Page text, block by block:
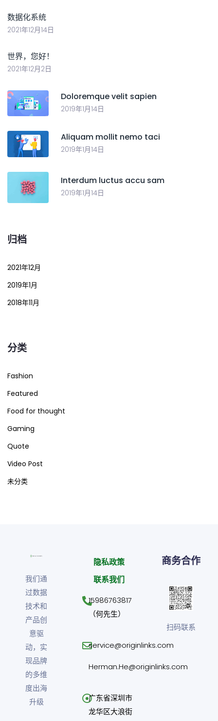
数据化系统
2021年12月14日
世界，您好！
2021年12月2日
Doloremque velit sapien
2019年1月14日
Aliquam mollit nemo taci
2019年1月14日
Interdum luctus accu sam
2019年1月14日
归档
2021年12月
2019年1月
2018年11月
分类
Fashion
Featured
Food for thought
Gaming
Quote
Video Post
未分类
我们通
过数据
技术和
产品创
意驱
动，实
现品牌
的多维
度出海
升级
隐私政策
联系我们
15986763817
（何先生）
service@originlinks.com
Herman.He@originlinks.com
广东省深圳市
龙华区大浪街
商务合作
扫码联系